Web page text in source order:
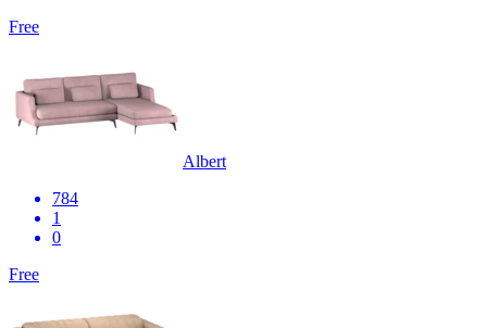
Free
Albert
784
1
0
Free